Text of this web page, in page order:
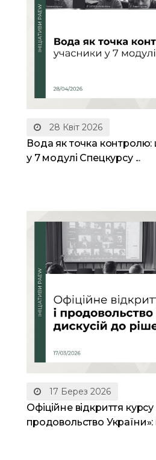
28 Квіт 2026
Вода як точка
у 7 модулі Спецкурсу ...
17 Берез 2026
Офіційне відкриття курсу
продовольство України»: